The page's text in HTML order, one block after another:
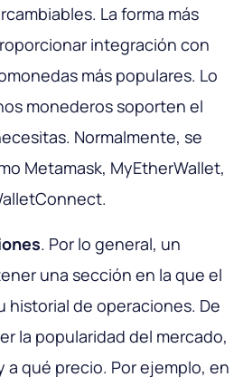
La forma más
integración con
más populares. Lo
monederos soporten el
Normalmente, se
Metamask, MyEtherWallet,
. Por lo general, un
una sección en la que el
historial de operaciones. De
la popularidad del mercado,
a qué precio. Por ejemplo, en